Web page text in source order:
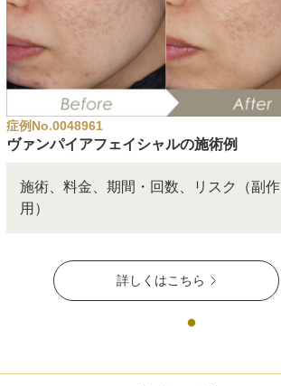
症例No.0048961
ヴァンパイアフェイシャルの施術例
施術、料金、期間・回数、リスク（副作
用）
詳しくはこちら